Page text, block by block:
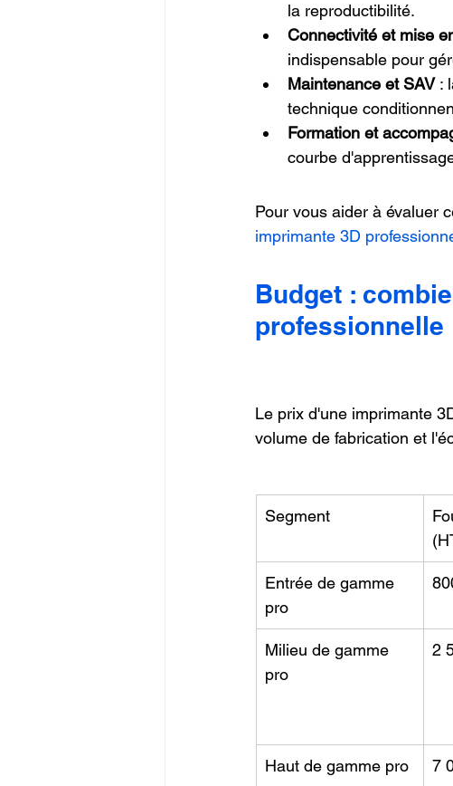
la reproductibilité.
Connectivité et mise
indispensable pour
Maintenance et SAV :
technique
Formation et
courbe
Pour vous aider à évaluer
imprimante 3D
Budget :
professionnelle
Le prix d'une imprimante
volume de fabrication et
Segment
Entrée de gamme
pro
Milieu de gamme
pro
2
Haut de gamme pro 7